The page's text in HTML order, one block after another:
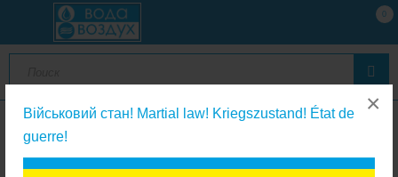
Військовий стан! Martial law! Kriegszustand! État de
guerre!
×
0
Raifil фитинги к фильтрам питьевой воды
Raifil SV-14W-EZ четырехходовой клапан